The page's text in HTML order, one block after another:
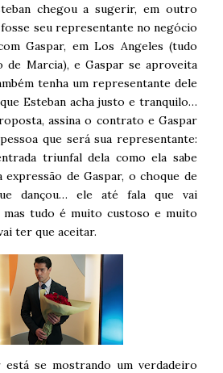
chegou a sugerir, em outro
seu representante no negócio
Gaspar, em Los Angeles (tudo
de Marcia), e Gaspar se aproveita
tenha um representante dele
Esteban acha justo e tranquilo…
assina o contrato e Gaspar
que será sua representante:
triunfal dela como ela sabe
expressão de Gaspar, o choque de
dançou… ele até fala que vai
tudo é muito custoso e muito
ter que aceitar.
está se mostrando um verdadeiro